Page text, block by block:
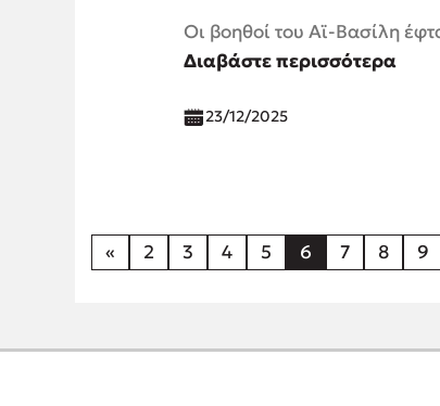
Οι βοηθοί του Αϊ-Βασίλη
Διαβάστε περισσότερα
23/12/2025
« 2 3 4 5 6 7 8 9